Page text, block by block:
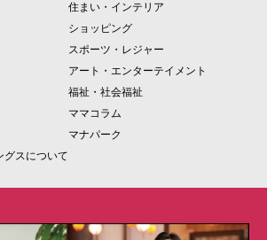
住まい・インテリア
ショッピング
スポーツ・レジャー
アート・エンターテイメント
福祉・社会福祉
ママコラム
マナパーク
グスについて